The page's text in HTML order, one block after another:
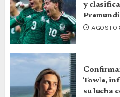
y
AGOSTO
Towle,
su lucha